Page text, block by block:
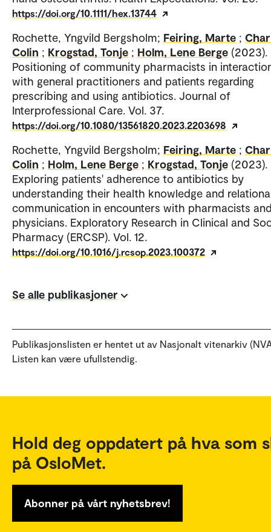
https://doi.org/10.1111/hex.13744
Rochette, Yngvild Bergsholm; Feiring, Marte ;
Colin ; Krogstad, Tonje ; Holm, Lene Berge (2023).
Positioning of community pharmacists in
with general practitioners and patients regarding
prescribing and using antibiotics. Journal of
Interprofessional Care. Vol. 37.
https://doi.org/10.1080/13561820.2023.2203698
Rochette, Yngvild Bergsholm; Feiring, Marte ;
Colin ; Holm, Lene Berge ; Krogstad, Tonje (2023).
Exploring patients' adherence to antibiotics by
understanding their health knowledge and
communication in encounters with pharmacists
physicians. Exploratory Research in Clinical and
Pharmacy (ERCSP). Vol. 12.
https://doi.org/10.1016/j.rcsop.2023.100372
Se alle publikasjoner
Publikasjonslisten er hentet ut av Nasjonalt vitenarkiv
Listen kan være ufullstendig.
Hold deg oppdatert på hva som
på OsloMet.
Abonner på vårt nyhetsbrev!